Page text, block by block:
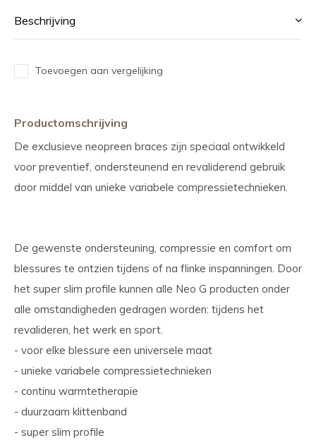
Beschrijving
Toevoegen aan vergelijking
Productomschrijving
De exclusieve neopreen braces zijn speciaal ontwikkeld
voor preventief, ondersteunend en revaliderend gebruik
door middel van unieke variabele compressietechnieken.
De gewenste ondersteuning, compressie en comfort om
blessures te ontzien tijdens of na flinke inspanningen. Door
het super slim profile kunnen alle Neo G producten onder
alle omstandigheden gedragen worden: tijdens het
revalideren, het werk en sport.
- voor elke blessure een universele maat
- unieke variabele compressietechnieken
- continu warmtetherapie
- duurzaam klittenband
- super slim profile